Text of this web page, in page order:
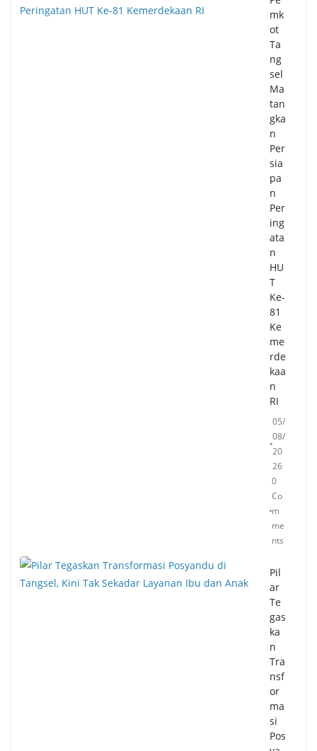
ai
Ke
ma
cet
an
Boj
on
eg
ara
-
Pul
o
Am
pel
06/
08/
20
26
0
Co
me
nts
mk
ot
Ta
ng
sel
Ma
tan
gka
n
Per
sia
pa
n
Per
ing
ata
n
HU
T
Ke-
81
Ke
me
rde
kaa
n
RI
05/
08/
20
26
0
Co
m
me
nts
Pil
ar
Te
gas
ka
n
Tra
nsf
or
ma
si
Pos